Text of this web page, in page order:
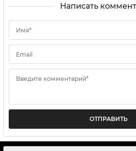
Написать
Имя*
Email
Введите комментарий*
ОТПРАВИТЬ